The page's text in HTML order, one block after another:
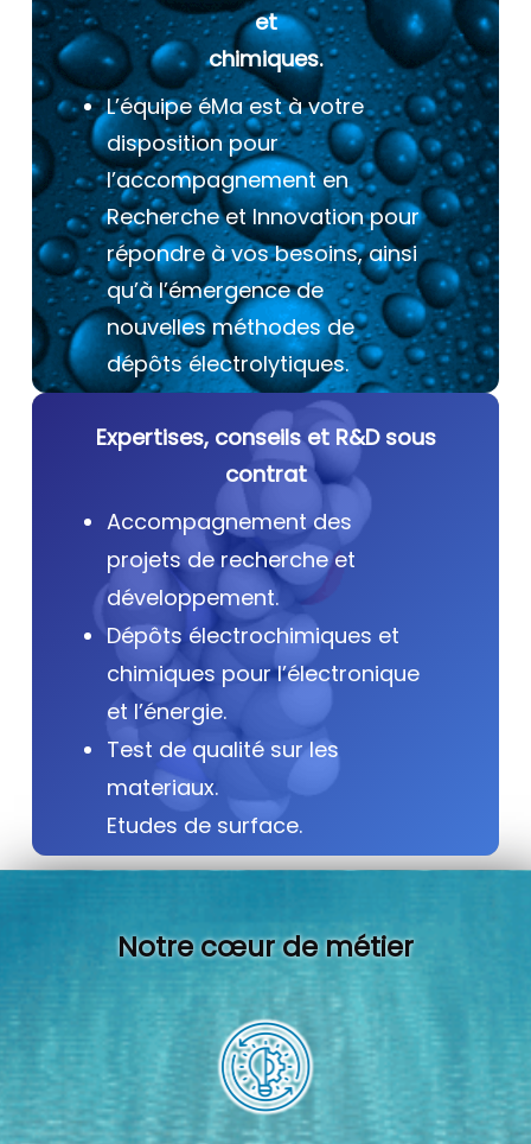
et
chimiques.
L’équipe éMa est à votre
disposition pour
l’accompagnement en
Recherche et Innovation pour
répondre à vos besoins, ainsi
qu’à l’émergence de
nouvelles méthodes de
dépôts électrolytiques.
Expertises, conseils et R&D sous
contrat
Accompagnement des
projets de recherche et
développement.
Dépôts électrochimiques et
chimiques pour l’électronique
et l’énergie.
Test de qualité sur les
materiaux.
Etudes de surface.
Notre cœur de métier